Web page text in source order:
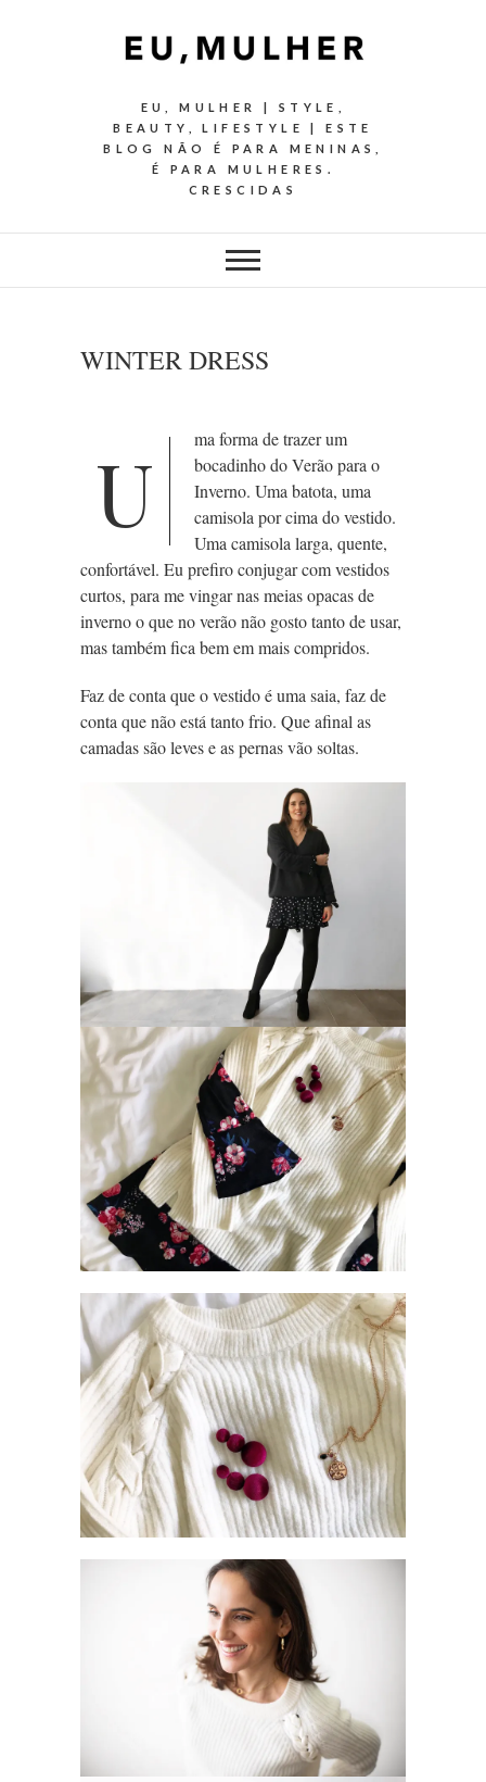
EU, MULHER | STYLE,
BEAUTY, LIFESTYLE | ESTE
BLOG NÃO É PARA MENINAS,
É PARA MULHERES.
CRESCIDAS
WINTER DRESS
U
ma forma de trazer um
bocadinho do Verão para o
Inverno. Uma batota, uma
camisolapor cima do vestido.
Uma camisola larga, quente,
confortável. Eu prefiro conjugar com vestidos
curtos, para me vingar nas meias opacas de
inverno o que no verão não gosto tanto de usar,
mas também fica bem em mais compridos.
Faz de conta que o vestido é uma saia, faz de
conta que não está tanto frio. Que afinal as
camadas são leves e as pernas vão soltas.